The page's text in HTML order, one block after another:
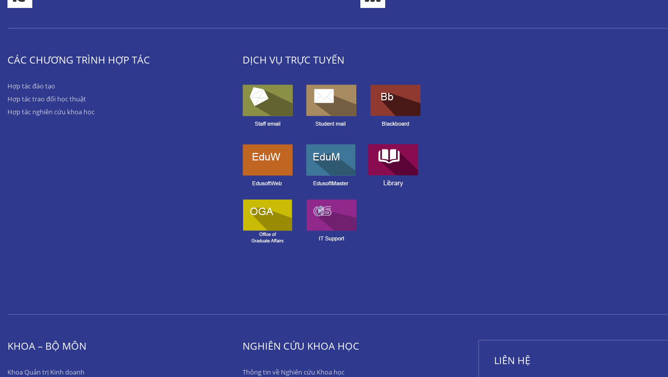
CÁC CHƯƠNG TRÌNH HỢP TÁC
Hợp tác đào tạo
Hợp tác trao đổi học thuật
Hợp tác nghiên cứu khoa học
DỊCH VỤ TRỰC TUYẾN
KHOA – BỘ MÔN
Khoa Quản trị Kinh doanh
NGHIÊN CỨU KHOA HỌC
Thông tin về Nghiên cứu Khoa học
LIÊN HỆ